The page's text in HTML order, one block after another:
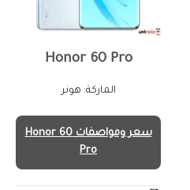
Honor 60 Pro
الماركة: هونر
سعر ومواصفات Honor 60
Pro